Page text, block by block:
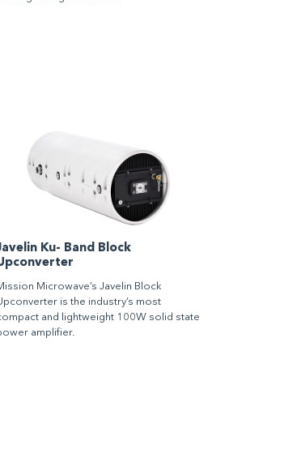
Ku- Band Block
Microwave’s Javelin Block
is the industry’s most
and lightweight 100W solid state
amplifier.